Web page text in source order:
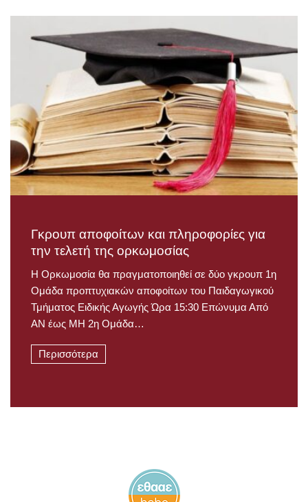
Γκρουπ αποφοίτων και πληροφορίες για
την τελετή της ορκωμοσίας
Η Ορκωμοσία θα πραγματοποιηθεί σε δύο γκρουπ 1η
Ομάδα προπτυχιακών αποφοίτων του Παιδαγωγικού
Τμήματος Ειδικής Αγωγής Ώρα 15:30 Επώνυμα Από
ΑΝ έως ΜΗ 2η Ομάδα…
Περισσότερα